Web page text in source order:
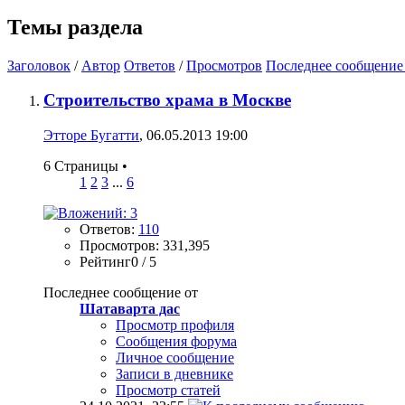
Темы раздела
Заголовок / Автор Ответов /Просмотров Последнее сообщение
Строительство храма в Москве
Этторе Бугатти, 06.05.2013 19:00
6 Страницы •
1 2 3 ... 6
Ответов: 110
Просмотров: 331,395
Рейтинг0 / 5
Последнее сообщение от
Шатаварта дас
Просмотр профиля
Сообщения форума
Личное сообщение
Записи в дневнике
Просмотр статей